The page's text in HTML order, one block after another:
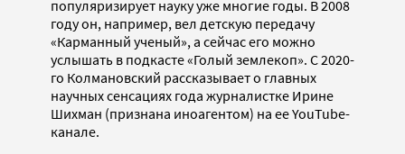
популяризирует науку уже многие годы. В 2008
году он, например, вел детскую передачу
«Карманный ученый», а сейчас его можно
услышать в подкасте «Голый землекоп». С 2020-
го Колмановский рассказывает о главных
научных сенсациях года журналистке Ирине
Шихман (признана иноагентом) на ее YouTube-
канале.